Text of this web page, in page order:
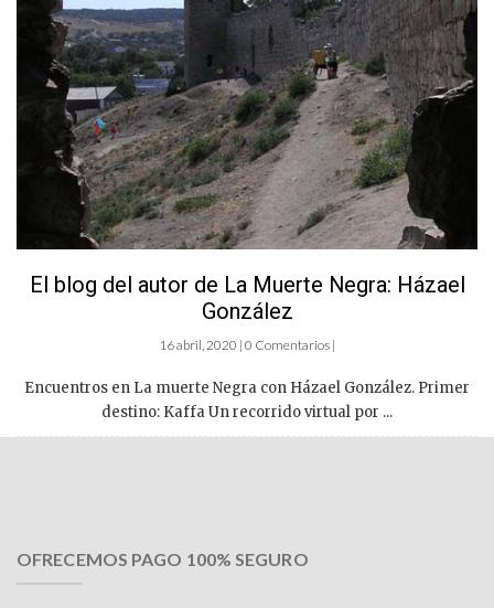
El blog del autor de La Muerte Negra: Házael
González
16 abril, 2020 | 0 Comentarios |
Encuentros en La muerte Negra con Házael González. Primer
destino: Kaffa Un recorrido virtual por ...
OFRECEMOS PAGO 100% SEGURO